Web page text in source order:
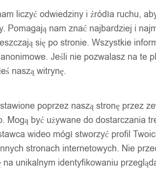
liczyć odwiedziny i źródła ruchu,
Pomagają nam znać najbardziej i
się po stronie. Wszystkie
Jeśli nie pozwalasz na te
naszą witrynę.
poprzez naszą stronę przez
Mogą być używane do dostarczania
wideo mógł stworzyć profil
stronach internetowych. Nie
unikalnym identyfikowaniu